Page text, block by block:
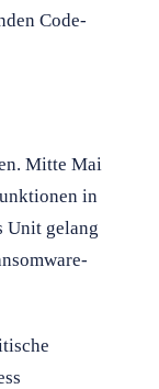
Code-
Mitte Mai
in
Unit gelang